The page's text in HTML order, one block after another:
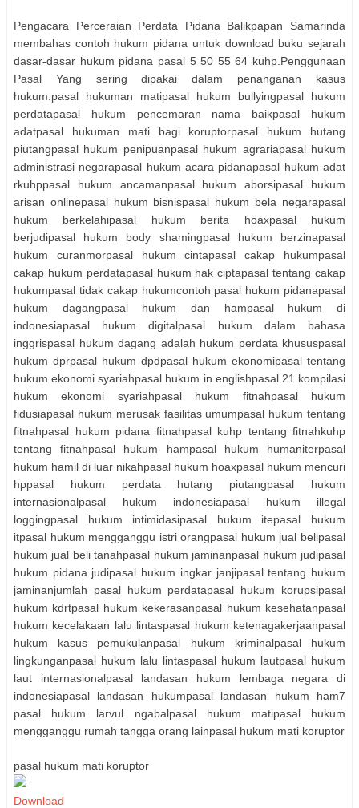
Pengacara Perceraian Perdata Pidana Balikpapan Samarinda
membahas contoh hukum pidana untuk download buku sejarah
dasar-dasar hukum pidana pasal 5 50 55 64 kuhp.Penggunaan
Pasal Yang sering dipakai dalam penanganan kasus
hukum:pasal hukuman matipasal hukum bullyingpasal hukum
perdatapasal hukum pencemaran nama baikpasal hukum
adatpasal hukuman mati bagi koruptorpasal hukum hutang
piutangpasal hukum penipuanpasal hukum agrariapasal hukum
administrasi negarapasal hukum acara pidanapasal hukum adat
rkuhppasal hukum ancamanpasal hukum aborsipasal hukum
arisan onlinepasal hukum bisnispasal hukum bela negarapasal
hukum berkelahipasal hukum berita hoaxpasal hukum
berjudipasal hukum body shamingpasal hukum berzinapasal
hukum curanmorpasal hukum cintapasal cakap hukumpasal
cakap hukum perdatapasal hukum hak ciptapasal tentang cakap
hukumpasal tidak cakap hukumcontoh pasal hukum pidanapasal
hukum dagangpasal hukum dan hampasal hukum di
indonesiapasal hukum digitalpasal hukum dalam bahasa
inggrispasal hukum dagang adalah hukum perdata khususpasal
hukum dprpasal hukum dpdpasal hukum ekonomipasal tentang
hukum ekonomi syariahpasal hukum in englishpasal 21 kompilasi
hukum ekonomi syariahpasal hukum fitnahpasal hukum
fidusiapasal hukum merusak fasilitas umumpasal hukum tentang
fitnahpasal hukum pidana fitnahpasal kuhp tentang fitnahkuhp
tentang fitnahpasal hukum hampasal hukum humaniterpasal
hukum hamil di luar nikahpasal hukum hoaxpasal hukum mencuri
hppasal hukum perdata hutang piutangpasal hukum
internasionalpasal hukum indonesiapasal hukum illegal
loggingpasal hukum intimidasipasal hukum itepasal hukum
itpasal hukum mengganggu istri orangpasal hukum jual belipasal
hukum jual beli tanahpasal hukum jaminanpasal hukum judipasal
hukum pidana judipasal hukum ingkar janjipasal tentang hukum
jaminanjumlah pasal hukum perdatapasal hukum korupsipasal
hukum kdrtpasal hukum kekerasanpasal hukum kesehatanpasal
hukum kecelakaan lalu lintaspasal hukum ketenagakerjaanpasal
hukum kasus pemukulanpasal hukum kriminalpasal hukum
lingkunganpasal hukum lalu lintaspasal hukum lautpasal hukum
laut internasionalpasal landasan hukum lembaga negara di
indonesiapasal landasan hukumpasal landasan hukum ham7
pasal hukum larvul ngabalpasal hukum matipasal hukum
mengganggu rumah tangga orang lainpasal hukum mati koruptor
pasal hukum mati koruptor
Download